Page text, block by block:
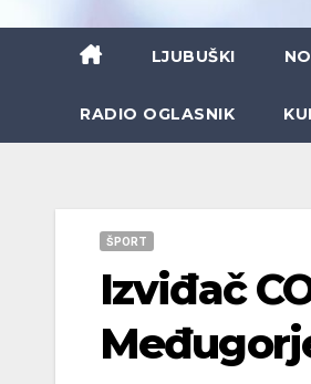
LJUBUŠKI
RADIO OGLASNIK
ŠPORT
Izviđač